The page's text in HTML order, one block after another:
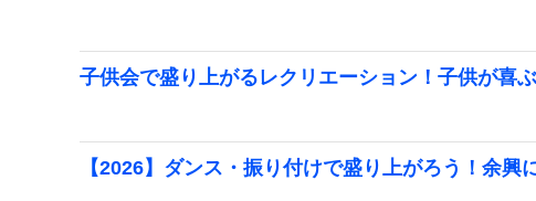
子供会で盛り上がるレクリエーション！子供が喜
【2026】ダンス・振り付けで盛り上がろう！余興